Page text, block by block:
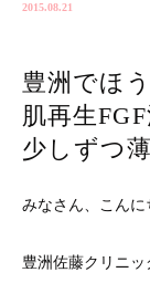
2015.08.21
豊洲でほ
肌再生
少しずつ
みなさん、こんに
豊洲佐藤クリニッ